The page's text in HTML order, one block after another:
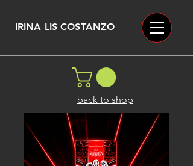
IRINA LIS COSTANZO
back to shop